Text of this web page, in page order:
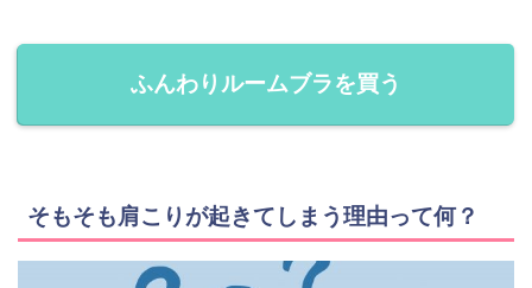
ふんわりルームブラを買う
そもそも肩こりが起きてしまう理由って何？